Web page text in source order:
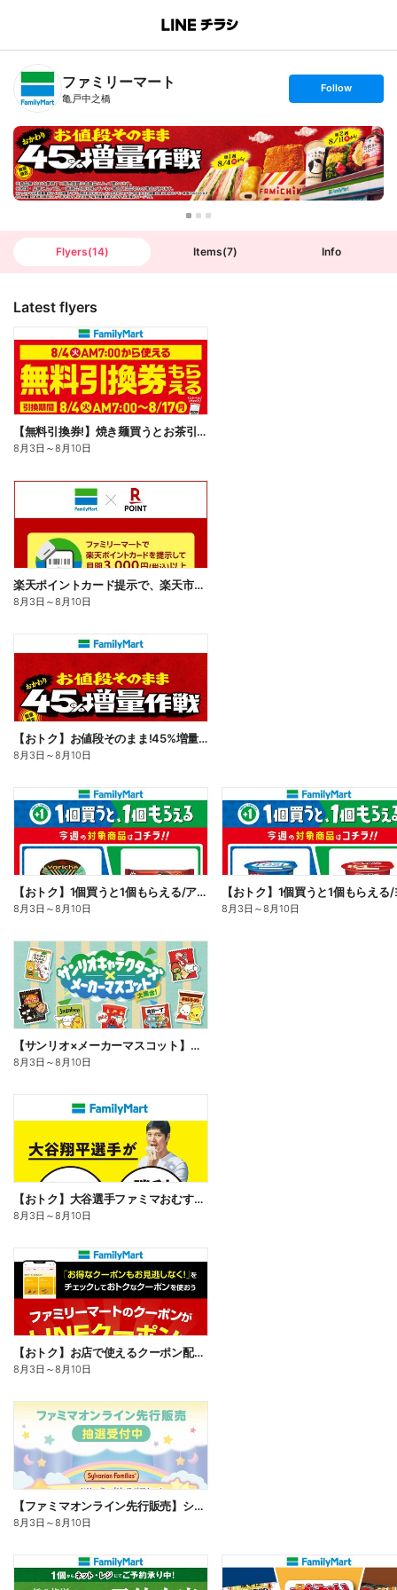
B
n
T
ファミリーマート
亀戸中之橋
s
t
o
l
l
o
w
Follow
Flyers(14) Items(7) Info
Latest flyers
【無料引換券!】焼き麺買うとお茶引換券貰える!
8月3日 ～8月10日
楽天ポイントカード提示で、楽天市場でのお買い物がおトクに!
8月3日 ～8月10日
【おトク】お値段そのまま!45%増量作戦!
8月3日 ～8月10日
【おトク】1個買うと1個もらえる/アイス
8月3日 ～8月10日 8月3日 ～8月10日
【サンリオ×メーカーマスコット】オリジナルグッズ貰える!
8月3日 ～8月10日
【おトク】大谷選手ファミマおむすび割
8月3日 ～8月10日
【おトク】お店で使えるクーポン配信中
8月3日 ～8月10日
【ファミマオンライン先行販売】シルバニアファミリー
8月3日 ～8月10日